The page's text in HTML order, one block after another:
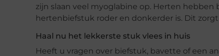
zijn slaan veel myoglabine op. Herten
hertenbiefstuk roder en donkerder is. Dit
Haal nu het lekkerste stuk vlees in huis
Heeft u vragen over biefstuk, bavette of een